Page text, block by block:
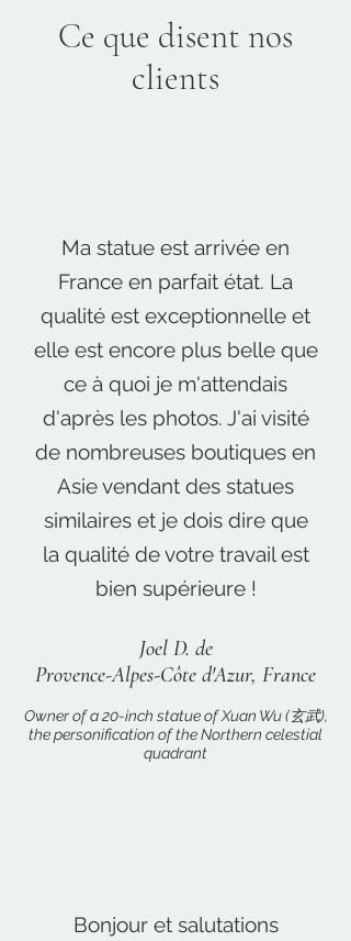
Ce que disent nos
clients
Ma statue est arrivée en
France en parfait état. La
qualité est exceptionnelle et
elle est encore plus belle que
ce à quoi je m'attendais
d'après les photos. J'ai visité
de nombreuses boutiques en
Asie vendant des statues
similaires et je dois dire que
la qualité de votre travail est
bien supérieure !
Joel D. de
Provence-Alpes-Côte d'Azur, France
Owner of a 20-inch statue of Xuan Wu (玄武),
the personification of the Northern celestial
quadrant
Bonjour et salutations